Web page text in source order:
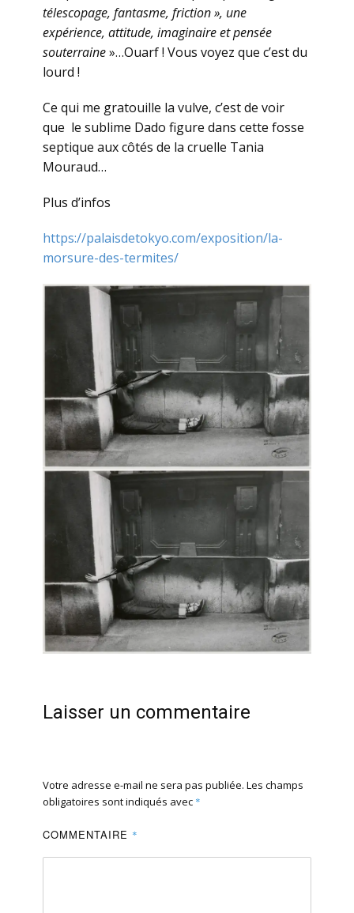
télescopage, fantasme, friction », une
expérience, attitude, imaginaire et pensée
souterraine»…Ouarf ! Vous voyez que c’est du
lourd !
Ce qui me gratouille la vulve, c’est de voir
que le sublime Dado figure dans cette fosse
septique aux côtés de la cruelle Tania
Mouraud…
Plus d’infos
https://palaisdetokyo.com/exposition/la-
morsure-des-termites/
Laisser un commentaire
Votre adresse e-mail ne sera pas publiée. Les champs
obligatoires sont indiqués avec *
COMMENTAIRE *